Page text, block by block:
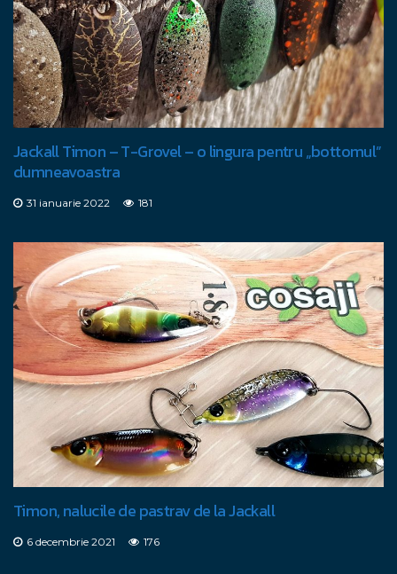
Jackall Timon – T-Grovel – o lingura pentru „bottomul”
dumneavoastra
31 ianuarie 2022 181
Timon, nalucile de pastrav de la Jackall
6 decembrie 2021 176